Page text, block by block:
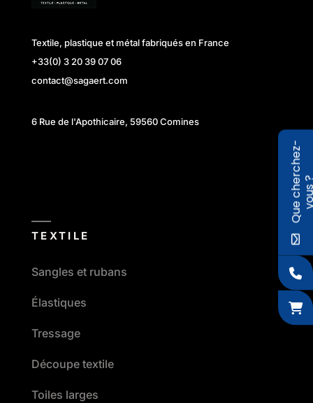
Textile, plastique et métal fabriqués en France
+33(0) 3 20 39 07 06
contact@sagaert.com
6 Rue de l'Apothicaire, 59560 Comines
TEXTILE
Sangles et rubans
Élastiques
Tressage
Découpe textile
Toiles larges
Q
u
e
c
h
e
r
c
h
e
z
-
v
o
u
s